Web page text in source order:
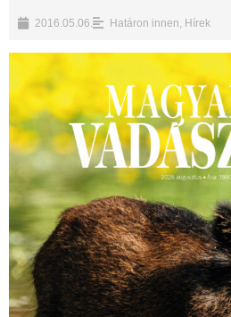
2016.05.06. Határon innen Hírek